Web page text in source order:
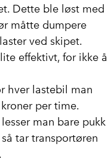
Dette ble løst med
måtte dumpere
ved skipet.
effektivt, for ikke å
hver lastebil man
per time.
man bare pukk
tar transportøren